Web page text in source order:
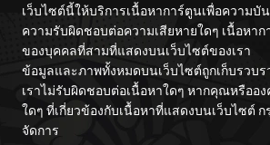
เว็บไซต์นี้ให้บริการเนื้อหาการ์ตูนเพื่อความบั
ความรับผิดชอบต่อความเสียหายใดๆ เนื้อหา
ของบุคคลที่สามที่แสดงบนเว็บไซต์ของเรา
ข้อมูลและภาพทั้งหมดบนเว็บไซต์ถูกเก็บรวบร
เราไม่รับผิดชอบต่อเนื้อหาใดๆ หากคุณหรือ
ใดๆ ที่เกี่ยวข้องกับเนื้อหาที่แสดงบนเว็บไซต์
จัดการ